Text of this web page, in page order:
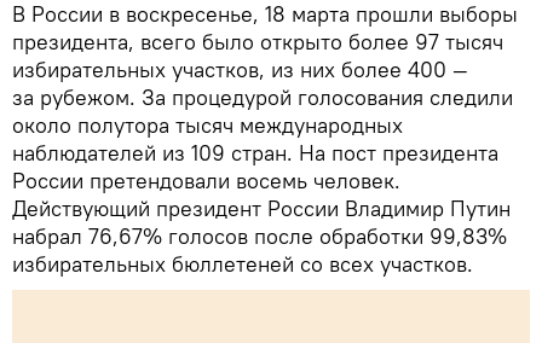
В России в воскресенье, 18 марта прошли выборы
президента, всего было открыто более 97 тысяч
избирательных участков, из них более 400 —
за рубежом. За процедурой голосования следили
около полутора тысяч международных
наблюдателей из 109 стран. На пост президента
России претендовали восемь человек.
Действующий президент России Владимир Путин
набрал 76,67% голосов после обработки 99,83%
избирательных бюллетеней со всех участков.